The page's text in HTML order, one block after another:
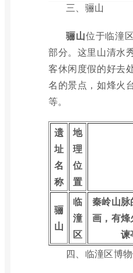
三、骊山
骊山位于临潼
部分。这里山清水
客休闲度假的好去
名的景点，如烽火
等。
遗
址
名
称
地
理
位
置
骊
山
临
潼
区
秦岭山
画，有
谏
四、临潼区博